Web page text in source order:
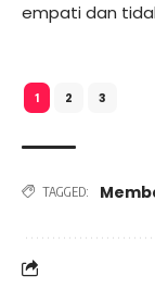
empati dan
1 2 3
TAGGED: